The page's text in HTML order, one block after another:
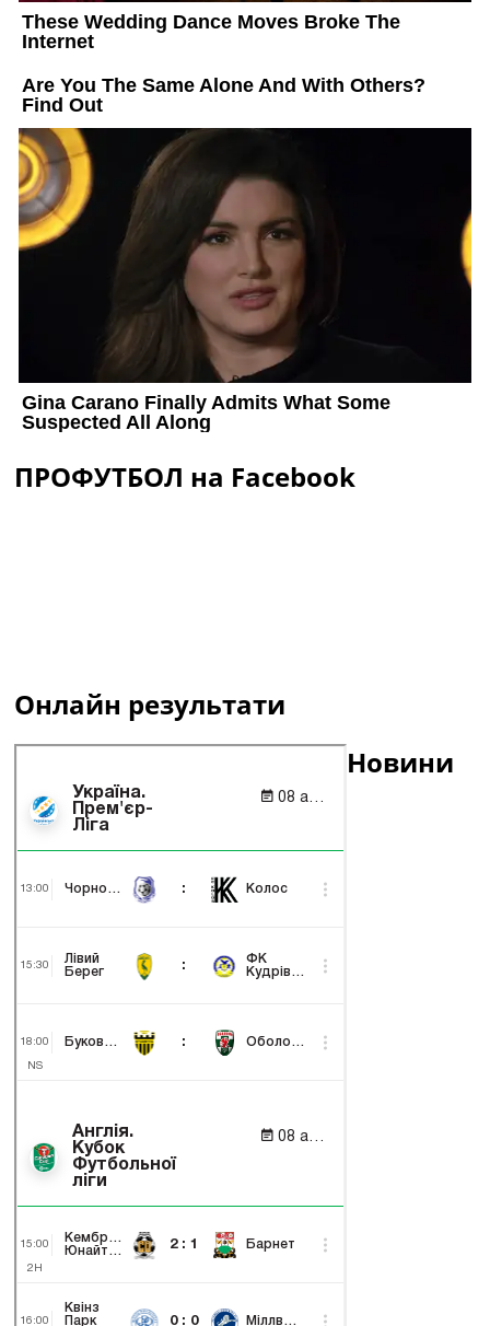
ПРОФУТБОЛ на Facebook
Онлайн результати
Новини